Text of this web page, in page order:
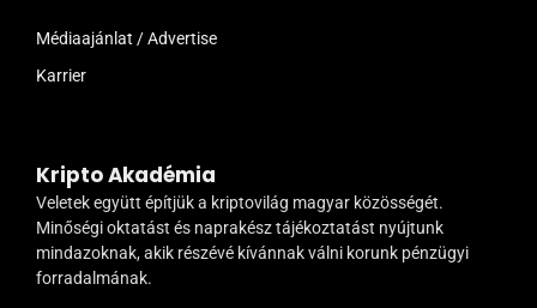
Médiaajánlat / Advertise
Karrier
Kripto Akadémia
Veletek együtt építjük a kriptovilág magyar közösségét.
Minőségi oktatást és naprakész tájékoztatást nyújtunk
mindazoknak, akik részévé kívánnak válni korunk pénzügyi
forradalmának.